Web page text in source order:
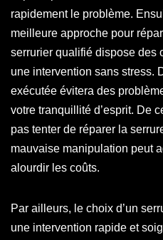
rapidement le problème.
meilleure approche pour
serrurier qualifié dispose des
une intervention sans stress.
exécutée évitera des
votre tranquillité d’esprit. De
pas tenter de réparer la
mauvaise manipulation peut
alourdir les coûts.
Par ailleurs, le choix d’un
une intervention rapide et